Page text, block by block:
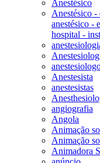
Anestésico
Anestésico
anestésico -
hospital -
Anestesista
anestesistas
angiografia
Angola
Animação
Animação
Animadora